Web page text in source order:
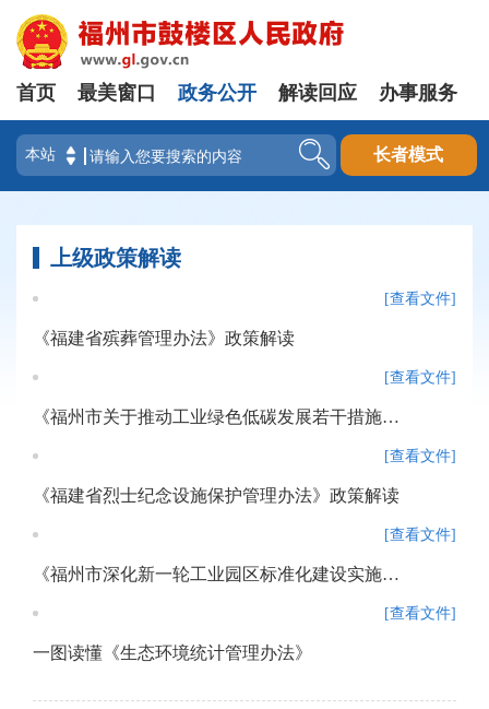
登录
首页 最美窗口 政务公开 解读回应 办事服务
长者模式
上级政策解读
[查看文件]
《福建省殡葬管理办法》政策解读
[查看文件]
《福州市关于推动工业绿色低碳发展若干措施》政策解读
[查看文件]
《福建省烈士纪念设施保护管理办法》政策解读
[查看文件]
《福州市深化新一轮工业园区标准化建设实施方案》政策解读
[查看文件]
一图读懂《生态环境统计管理办法》